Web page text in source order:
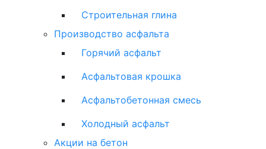
Строительная глина
Производство асфальта
Горячий асфальт
Асфальтовая крошка
Асфальтобетонная смесь
Холодный асфальт
Акции на бетон